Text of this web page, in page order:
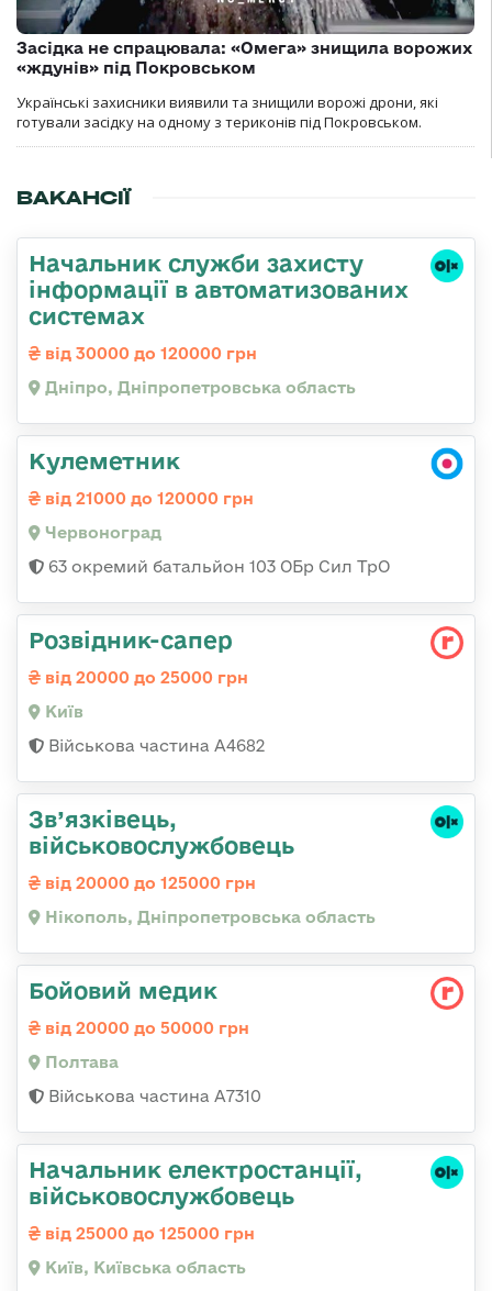
Засідка не спрацювала: «Омега» знищила ворожих
«ждунів» під Покровськом
Українські захисники виявили та знищили ворожі дрони, які
готували засідку на одному з териконів під Покровськом.
ВАКАНСІЇ
Начальник служби захисту
інформації в автоматизованих
системах
від 30000 до 120000 грн
Дніпро, Дніпропетровська область
Кулеметник
від 21000 до 120000 грн
Червоноград
63 окремий батальйон 103 ОБр Сил ТрО
Розвідник-сапер
від 20000 до 25000 грн
Київ
Військова частина А4682
Зв’язківець,
військовослужбовець
від 20000 до 125000 грн
Нікополь, Дніпропетровська область
Бойовий медик
від 20000 до 50000 грн
Полтава
Військова частина А7310
Начальник електpостанції,
військовослужбовець
від 25000 до 125000 грн
Київ, Київська область